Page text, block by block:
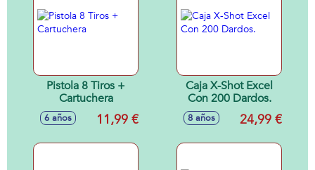
Pistola 8 Tiros +
Cartuchera
6 años 11,99 €
Caja X-Shot Excel
Con 200 Dardos.
8 años 24,99 €